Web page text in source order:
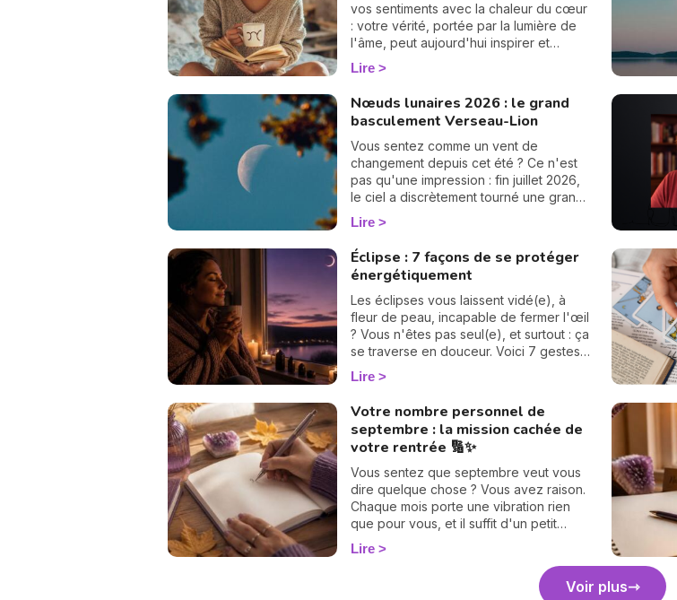
vos sentiments avec la chaleur du cœur
: votre vérité, portée par la lumière de
l'âme, peut aujourd'hui inspirer et
rapprocher.
Lire
Nœuds lunaires 2026 : le grand
basculement Verseau-Lion
Vous sentez comme un vent de
changement depuis cet été ? Ce n'est
pas qu'une impression : fin juillet 2026,
le ciel a discrètement tourné une grande
page. Les nœuds lunaires ont changé
d'axe ! Le nœud nord quitte les
Poissons pour s'installer en Verseau,
pendant que le nœud sud passe de la
Vierge au Lion. Rassurez-vous, pas
besoin d'être astrologue pour le
ressentir : ce basculement, qui n'arrive
que tous les 18 mois environ, vient
rebattre en douceur les cartes de votre
adorer la suite. 💫
Lire
Éclipse : 7 façons de se protéger
énergétiquement
Les éclipses vous laissent vidé(e), à
fleur de peau, incapable de fermer l'œil
? Vous n'êtes pas seul(e), et surtout : ça
se traverse en douceur. Voici 7 gestes
simples et bienveillants pour vous
protéger énergétiquement et retrouver
Lire
Votre nombre personnel de
septembre : la mission cachée de
votre rentrée 🔢✨
Vous sentez que septembre veut vous
dire quelque chose ? Vous avez raison.
Chaque mois porte une vibration rien
que pour vous, et il suffit d'un petit
calcul de 30 secondes pour la révéler.
Suivez le guide : on trouve votre
nombre personnel, puis votre mission de
septembre, chiffre par chiffre. 🔢
Lire
Voir plus